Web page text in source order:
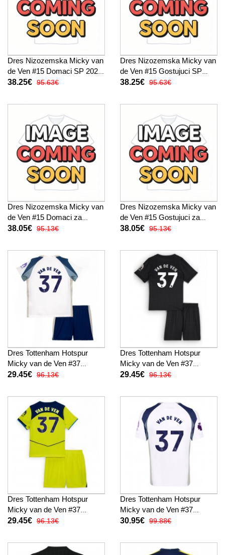
Dres Nizozemska Micky van
de Ven #15 Domaci SP 2026
Kratak Rukav
38.25€ 95.63€
Dres Nizozemska Micky van
de Ven #15 Gostujuci SP
2026 Kratak Rukav
38.25€ 95.63€
Dres Nizozemska Micky van
de Ven #15 Domaci za
Žensko SP 2026 Kratak
38.05€ 95.13€
Dres Nizozemska Micky van
de Ven #15 Gostujuci za
Žensko SP 2026 Kratak
38.05€ 95.13€
Dres Tottenham Hotspur
Micky van de Ven #37
Domaci za djecu 2025-26
hlače)
29.45€ 96.13€
Dres Tottenham Hotspur
Micky van de Ven #37
Gostujuci za djecu 2025-26
hlače)
29.45€ 96.13€
Dres Tottenham Hotspur
Micky van de Ven #37
Rezervni za djecu 2025-26
hlače)
29.45€ 96.13€
Dres Tottenham Hotspur
Micky van de Ven #37
Domaci 2025-26 Kratak
30.95€ 99.88€